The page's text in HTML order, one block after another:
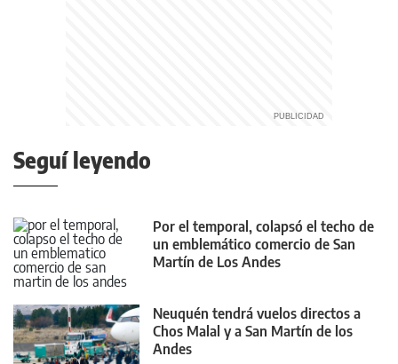
Seguí leyendo
Por el temporal, colapsó el techo de
un emblemático comercio de San
Martín de Los Andes
Neuquén tendrá vuelos directos a
Chos Malal y a San Martín de los
Andes